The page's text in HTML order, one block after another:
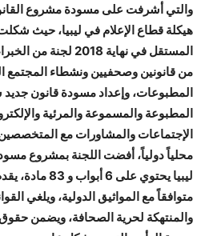
والتي أشرفت على مسودة مشروع
هيكلة قطاع الإعلام في ليبيا، حيث شكلت
المستقل في نهاية
من قانونين وصحفيين ونشطاء المجتمع
المطبوعات، وإعداد مسودة قانون جديد
المطبوعة والمسموعة والمرئية
الإجتماعات والمشاورات مع المتخصصين
محلياً دولياً، أفضت اللجنة بمشروع
ليبيا يحتوي على
متوافقاً مع المواثيق الدولية، ويلغي
والمنتهكة لحرية الصحافة، ويضمن